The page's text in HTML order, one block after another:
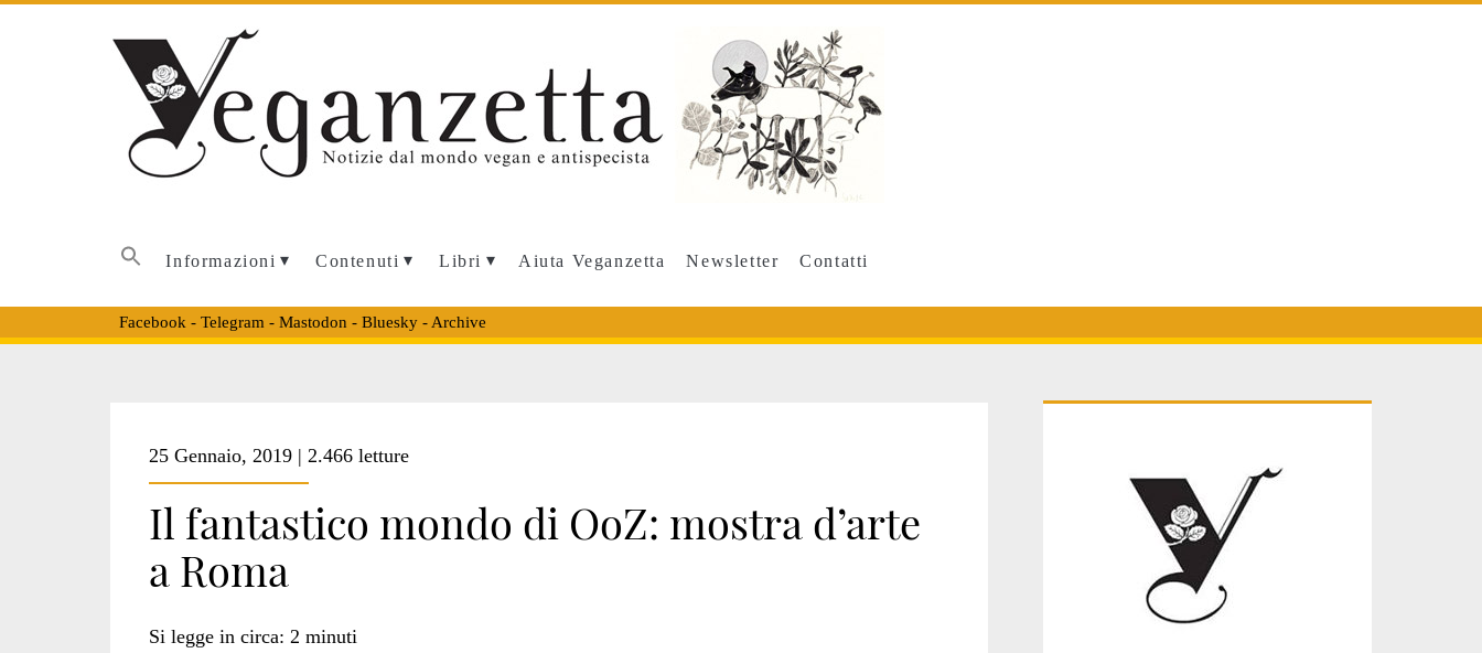
Informazioni Contenuti Libri Aiuta Veganzetta Newsletter Contatti
Facebook - Telegram - Mastodon - Bluesky- Archive
<span>Margutta
Veggy
25 Gennaio, 2019 | 2.466 letture
Il fantastico mondo di OoZ: mostra d’arte
a Roma
Si legge in circa: 2 minuti
Sidebar